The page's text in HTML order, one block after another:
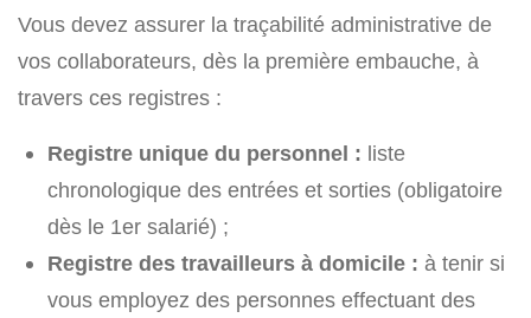
Vous devez assurer la traçabilité administrative de
vos collaborateurs, dès la première embauche, à
travers ces registres :
Registre unique du personnel : liste
chronologique des entrées et sorties (obligatoire
dès le 1er salarié) ;
Registre des travailleurs à domicile : à tenir si
vous employez des personnes effectuant des